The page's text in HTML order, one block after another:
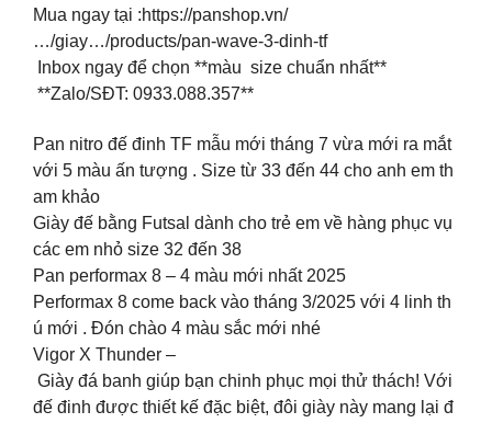
Mua ngay tại :https://panshop.vn/
…/giay…/products/pan-wave-3-dinh-tf
Inbox ngay để chọn **màu size chuẩn nhất**
**Zalo/SĐT: 0933.088.357**
Pan nitro đế đinh TF mẫu mới tháng 7 vừa mới ra mắt
với 5 màu ấn tượng . Size từ 33 đến 44 cho anh em th
am khảo
Giày đế bằng Futsal dành cho trẻ em về hàng phục vụ
các em nhỏ size 32 đến 38
Pan performax 8 – 4 màu mới nhất 2025
Performax 8 come back vào tháng 3/2025 với 4 linh th
ú mới . Đón chào 4 màu sắc mới nhé
Vigor X Thunder –
Giày đá banh giúp bạn chinh phục mọi thử thách! Với
đế đinh được thiết kế đặc biệt, đôi giày này mang lại đ